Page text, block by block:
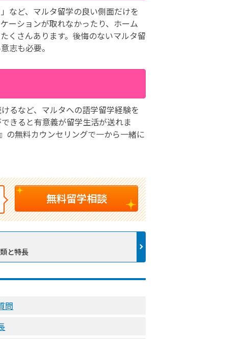
など、マルタ留学の良い側面だけを
ーションが取れなかったり、ホーム
くさんあります。後悔のないマルタ留
志も必要。
るなど、マルタへの語学留学経験を
きると有意義が留学生活が送れま
の無料カウンセリングで一から一緒に
無料留学相談
と特長
問